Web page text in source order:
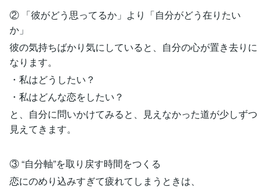
② 「彼がどう思ってるか」より「自分がどう在りたい
か」
彼の気持ちばかり気にしていると、自分の心が置き去りに
なります。
・私はどうしたい？
・私はどんな恋をしたい？
と、自分に問いかけてみると、見えなかった道が少しずつ
見えてきます。
③ “自分軸”を取り戻す時間をつくる
恋にのめり込みすぎて疲れてしまうときは、